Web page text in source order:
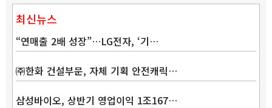
최신뉴스
“연매출 2배 성장”…LG전자, ‘기…
㈜한화 건설부문, 자체 기획 안전캐릭…
삼성바이오, 상반기 영업이익 1조167…